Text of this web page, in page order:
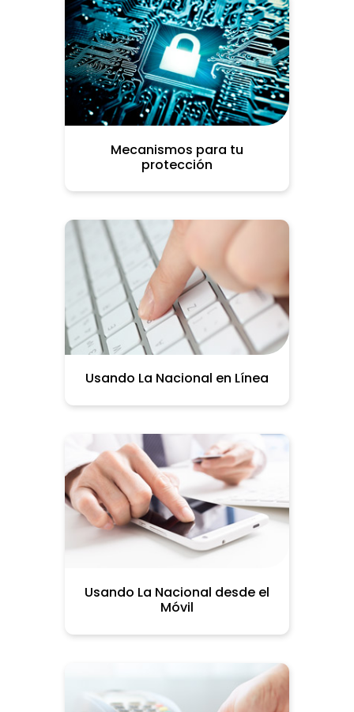
Mecanismos para tu
protección
Usando La Nacional en Línea
Usando La Nacional desde el
Móvil